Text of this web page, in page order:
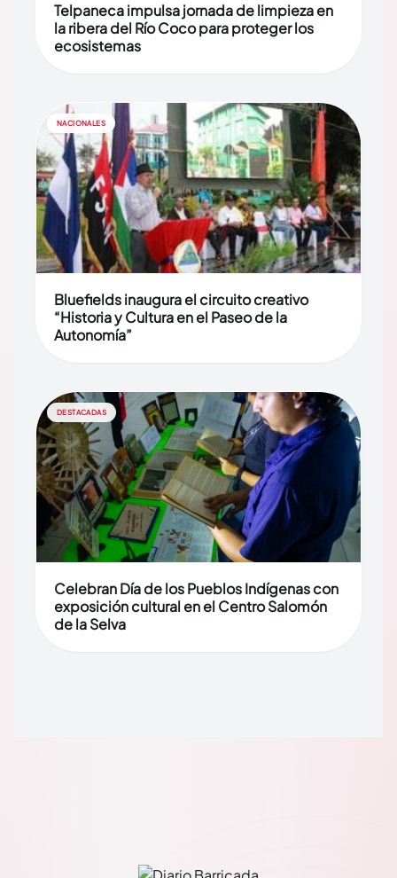
Telpaneca impulsa jornada de limpieza en
la ribera del Río Coco para proteger los
ecosistemas
NACIONALES
Bluefields inaugura el circuito creativo
“Historia y Cultura en el Paseo de la
Autonomía”
DESTACADAS
Celebran Día de los Pueblos Indígenas con
exposición cultural en el Centro Salomón
de la Selva